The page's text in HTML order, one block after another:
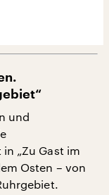
und
„Zu Gast im
Osten – von